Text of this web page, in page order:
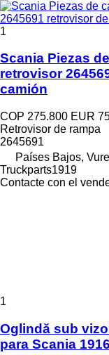
1
Scania Piezas
retrovisor
camión
COP 275.800 EUR
Retrovisor de rampa
2645691
Países Bajos,
Truckparts1919
Contacte con el
1
Oglindă sub
para Scania